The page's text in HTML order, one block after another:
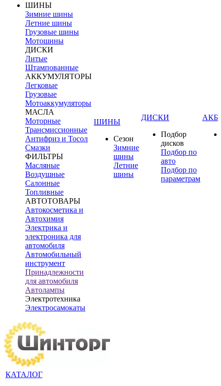
ШИНЫ
Зимние шины
Летние шины
Грузовые шины
Мотошины
ДИСКИ
Литые
Штампованные
АККУМУЛЯТОРЫ
Легковые
Грузовые
Мотоаккумуляторы
МАСЛА
Моторные
Трансмиссионные
Антифриз и Тосол
Смазки
ФИЛЬТРЫ
Масляные
Воздушные
Салонные
Топливные
АВТОТОВАРЫ
Автокосметика и
Автохимия
Электрика и
электроника для
автомобиля
Автомобильный
инструмент
Принадлежности
для автомобиля
Автолампы
Электротехника
Электросамокаты
ШИНЫ
Сезон
Зимние
шины
Летние
шины
ДИСКИ
Подбор
дисков
Подбор по
авто
Подбор по
параметрам
АКБ
КАТАЛОГ